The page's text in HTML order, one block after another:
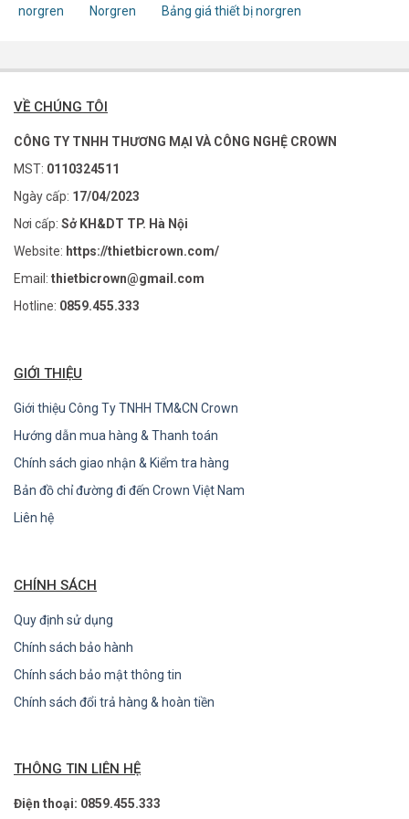
norgren
Norgren Bảng giá thiết bị norgren
VỀ CHÚNG TÔI
CÔNG TY TNHH THƯƠNG MẠI VÀ CÔNG NGHỆ CROWN
MST: 0110324511
Ngày cấp: 17/04/2023
Nơi cấp: Sở KH&DT TP. Hà Nội
Website: https://thietbicrown.com/
Email: thietbicrown@gmail.com
Hotline: 0859.455.333
GIỚI THIỆU
Giới thiệu Công Ty TNHH TM&CN Crown
Hướng dẫn mua hàng & Thanh toán
Chính sách giao nhận & Kiểm tra hàng
Bản đồ chỉ đường đi đến Crown Việt Nam
Liên hệ
CHÍNH SÁCH
Quy định sử dụng
Chính sách bảo hành
Chính sách bảo mật thông tin
Chính sách đổi trả hàng & hoàn tiền
THÔNG TIN LIÊN HỆ
Điện thoại: 0859.455.333